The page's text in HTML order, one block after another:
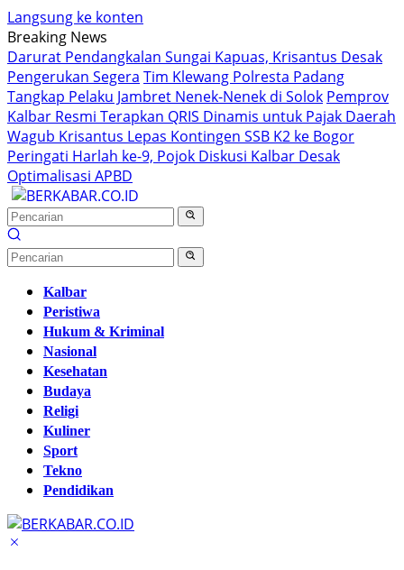
Langsung ke konten
Breaking News
Darurat Pendangkalan Sungai Kapuas, Krisantus Desak
Pengerukan Segera Tim Klewang Polresta Padang
Tangkap Pelaku Jambret Nenek-Nenek di Solok Pemprov
Kalbar Resmi Terapkan QRIS Dinamis untuk Pajak Daerah
Wagub Krisantus Lepas Kontingen SSB K2 ke Bogor
Peringati Harlah ke-9, Pojok Diskusi Kalbar Desak
Optimalisasi APBD
Kalbar
Peristiwa
Hukum & Kriminal
Nasional
Kesehatan
Budaya
Religi
Kuliner
Sport
Tekno
Pendidikan